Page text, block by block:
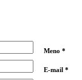
Meno *
E-mail *